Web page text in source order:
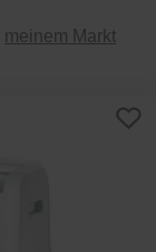
meinem Markt